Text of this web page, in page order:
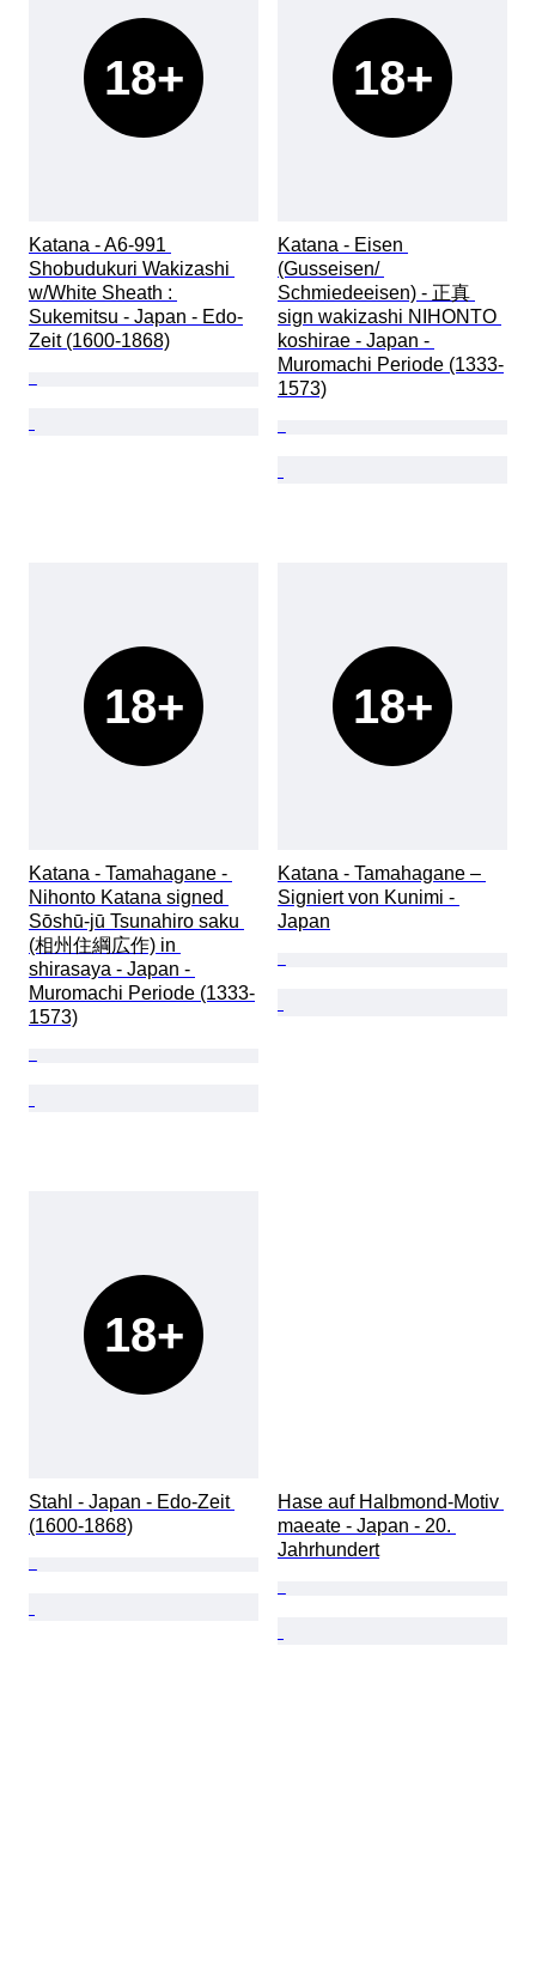
18+
Katana - A6-991
Shobudukuri Wakizashi
w/White Sheath :
Sukemitsu - Japan - Edo-
Zeit (1600-1868)
18+
Katana - Eisen
(Gusseisen/
Schmiedeeisen) - 正真
sign wakizashi NIHONTO
koshirae - Japan -
Muromachi Periode (1333-
1573)
18+
Katana - Tamahagane -
Nihonto Katana signed
Sōshū-jū Tsunahiro saku
(相州住綱広作) in
shirasaya - Japan -
Muromachi Periode (1333-
1573)
18+
Katana - Tamahagane –
Signiert von Kunimi -
Japan
18+
Stahl - Japan - Edo-Zeit
(1600-1868)
Hase auf Halbmond-Motiv
maeate - Japan - 20.
Jahrhundert